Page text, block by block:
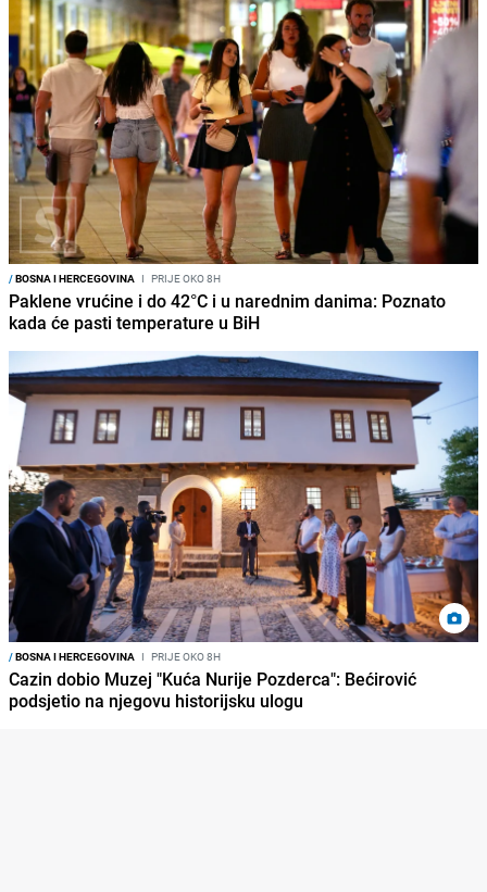
/BOSNA I HERCEGOVINA I PRIJE OKO 8H
Paklene vrućine i do 42°C i u narednim danima: Poznato
kada će pasti temperature u BiH
/BOSNA I HERCEGOVINA I PRIJE OKO 8H
Cazin dobio Muzej "Kuća Nurije Pozderca": Bećirović
podsjetio na njegovu historijsku ulogu